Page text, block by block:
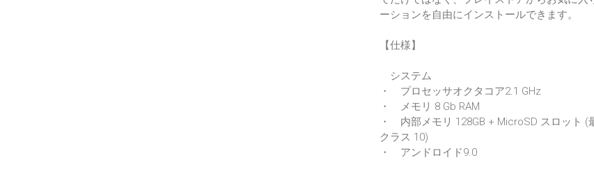
ーションを自由にインストールできます。
【仕様】
システム
・ プロセッサオクタコア2.1 GHz
・ メモリ 8 Gb RAM
・ 内部メモリ 128GB + MicroSD スロット (
クラス 10)
・ アンドロイド9.0